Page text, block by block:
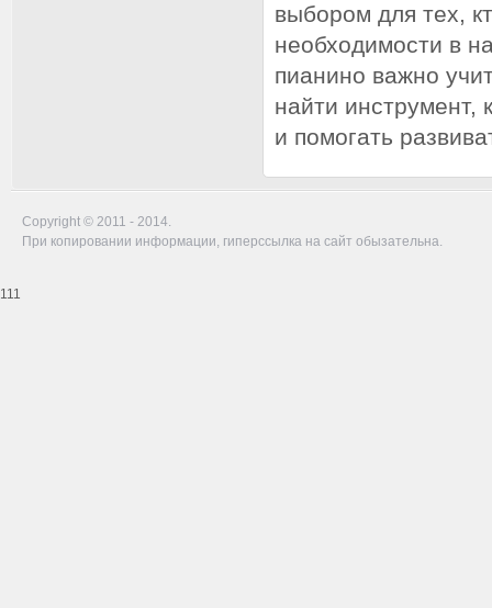
выбором для тех,
необходимости в
пианино важно
найти инструмент,
и помогать
Copyright © 2011 - 2014.
При копировании информации, гиперссылка на сайт обызательна.
111